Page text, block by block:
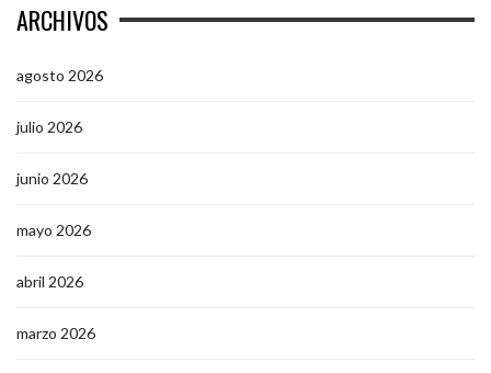
ARCHIVOS
agosto 2026
julio 2026
junio 2026
mayo 2026
abril 2026
marzo 2026